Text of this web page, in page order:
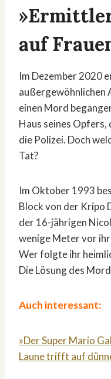
auf
Im Dezember 2020
außergewöhnlichen
einen Mord
Haus seines
die Polizei. Doch
Tat?
Im Oktober 1993
Block von der Kripo
der 16-jährigen
wenige Meter vor
Wer folgte ihr
Die Lösung des
Auch interessant:
»Der Super Mario
Laune trifft auf